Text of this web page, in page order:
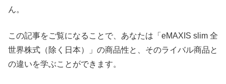
ん。
この記事をご覧になることで、あなたは「eMAXIS slim 全
世界株式（除く日本）」の商品性と、そのライバル商品と
の違いを学ぶことができます。